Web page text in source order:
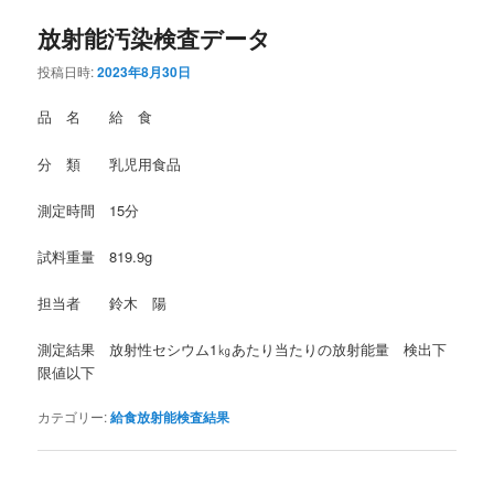
放射能汚染検査データ
投稿日時:2023年8月30日
品 名 給 食
分 類 乳児用食品
測定時間 15分
試料重量 819.9g
担当者 鈴木 陽
測定結果 放射性セシウム1㎏あたり当たりの放射能量 検出下
限値以下
カテゴリー:給食放射能検査結果